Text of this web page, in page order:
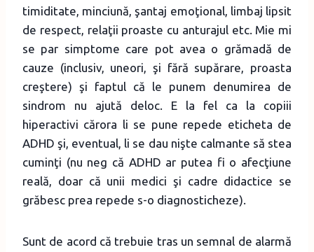
timiditate, minciună, şantaj emoţional, limbaj lipsit
de respect, relaţii proaste cu anturajul etc. Mie mi
se par simptome care pot avea o grămadă de
cauze (inclusiv, uneori, şi fără supărare, proasta
creştere) şi faptul că le punem denumirea de
sindrom nu ajută deloc. E la fel ca la copiii
hiperactivi cărora li se pune repede eticheta de
ADHD şi, eventual, li se dau nişte calmante să stea
cuminţi (nu neg că ADHD ar putea fi o afecţiune
reală, doar că unii medici şi cadre didactice se
grăbesc prea repede s-o diagnosticheze).
Sunt de acord că trebuie tras un semnal de alarmă